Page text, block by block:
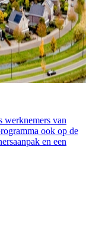
werknemers van
ook op de
en een